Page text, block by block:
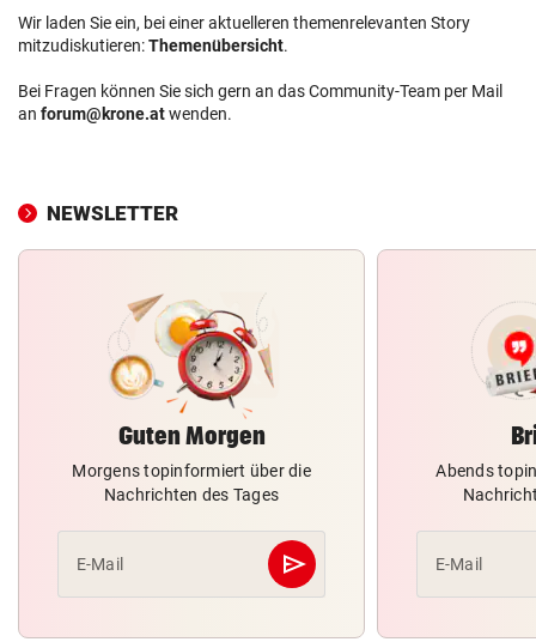
Wir laden Sie ein, bei einer aktuelleren themenrelevanten Story
mitzudiskutieren:Themenübersicht.
Bei Fragen können Sie sich gern an das Community-Team per Mail
an forum@krone.atwenden.
NEWSLETTER
Guten Morgen
Morgens topinformiert über die
Nachrichten des Tages
E-Mail send
Abschicken
Abends
E-Mail